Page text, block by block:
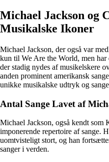
Michael Jackson og
Musikalske Ikoner
Michael Jackson, der også var
kun til We Are the World, men har
der stadig nydes af musikelskere
anden prominent amerikansk
unikke musikalske udtryk og
Antal Sange Lavet af
Michael Jackson, også kendt som
imponerende repertoire af sange.
uomtvisteligt stort, og han
sanger i verden.